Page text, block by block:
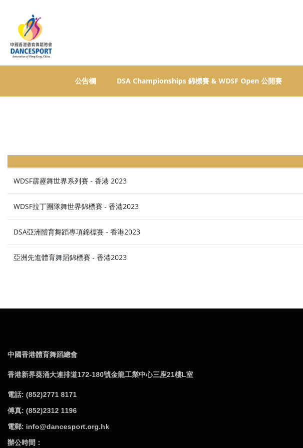
公告欄 DSA Championships 錦標賽 & WDSF Open 公開賽
WDSF霹靂舞世界系列賽 - 香港 2023
WDSF拉丁團隊舞世界錦標賽 - 香港2023
DSA亞洲體育舞蹈專項錦標賽 - 香港2023
亞洲先進體育舞蹈錦標賽 - 香港2023
中國香港體育舞蹈總會
香港新界葵涌大連排道172-180號金龍工業中心三座21樓L室
電話: (852)2771 8171
傅真: (852)2312 1196
電郵: info@dancesport.org.hk
辦公時間：